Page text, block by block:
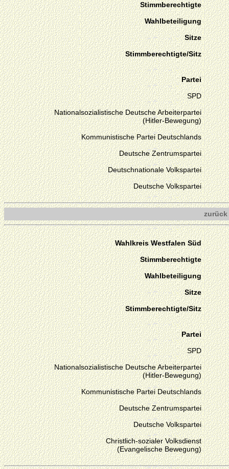
Stimmberechtigte
Wahlbeteiligung
Sitze
Stimmberechtigte/Sitz
Partei
SPD
Nationalsozialistische Deutsche Arbeiterpartei
(Hitler-Bewegung)
Kommunistische Partei Deutschlands
Deutsche Zentrumspartei
Deutschnationale Volkspartei
Deutsche Volkspartei
zurück
Wahlkreis Westfalen Süd
Stimmberechtigte
Wahlbeteiligung
Sitze
Stimmberechtigte/Sitz
Partei
SPD
Nationalsozialistische Deutsche Arbeiterpartei
(Hitler-Bewegung)
Kommunistische Partei Deutschlands
Deutsche Zentrumspartei
Deutsche Volkspartei
Christlich-sozialer Volksdienst
(Evangelische Bewegung)